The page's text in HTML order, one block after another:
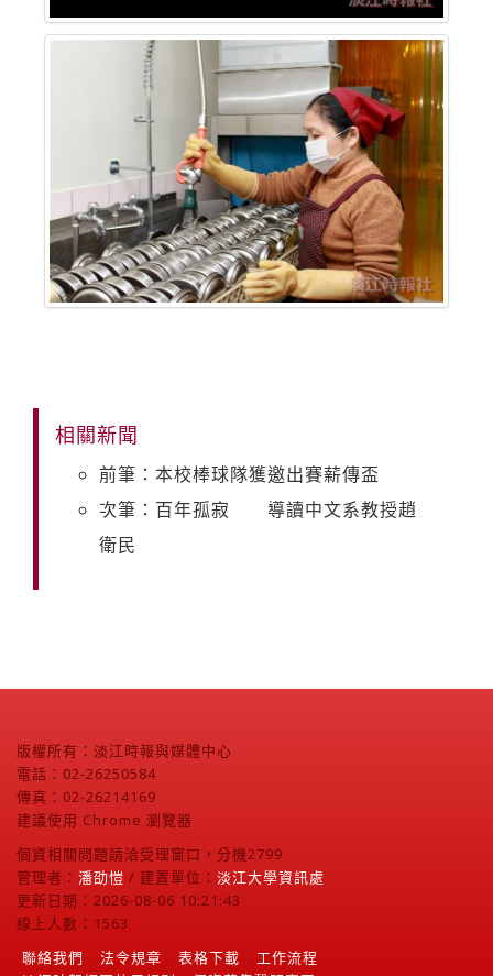
相關新聞
前筆：本校棒球隊獲邀出賽薪傳盃
次筆：百年孤寂 導讀中文系教授趙
衛民
版權所有：淡江時報與媒體中心
電話：02-26250584
傳真：02-26214169
建議使用 Chrome 瀏覽器
個資相關問題請洽受理窗口，分機2799
管理者： 潘劭愷 / 建置單位： 淡江大學資訊處
更新日期：2026-08-06 10:21:43
線上人數：1563
聯絡我們
法令規章 表格下載
工作流程